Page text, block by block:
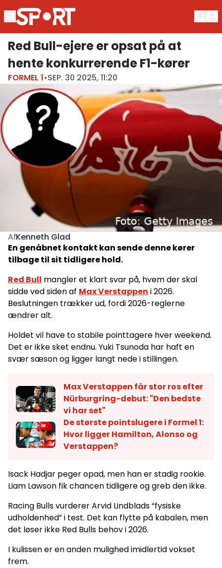
Red Bull-ejere er opsat på at
hente konkurrerende F1-kører
FORMEL 1•SEP. 30 2025, 11:20
AfKenneth Glad
En genåbnet kontakt kan sende denne kører
tilbage til sit tidligere hold.
Red Bull mangler et klart svar på, hvem der skal
sidde ved siden af Max Verstappen i 2026.
Beslutningen trækker ud, fordi 2026-reglerne
ændrer alt.
Holdet vil have to stabile pointtagere hver weekend.
Det er ikke sket endnu. Yuki Tsunoda har haft en
svær sæson og ligger langt nede i stillingen.
Max Verstappen får stor ros efter
Nürburgring-debut: "Den bedste
vi har set"
De største pointslugere i Formel 1:
Hvor ligger Hamilton, Alonso og
Verstappen?
Isack Hadjar peger opad, men han er stadig rookie.
Liam Lawson fik chancen tidligere og greb den ikke.
Racing Bulls vurderer Arvid Lindblads “fysiske
udholdenhed” i test. Det kan flytte på kabalen, men
det løser ikke Red Bulls behov i 2026.
I kulissen er en anden mulighed imidlertid vokset
frem.